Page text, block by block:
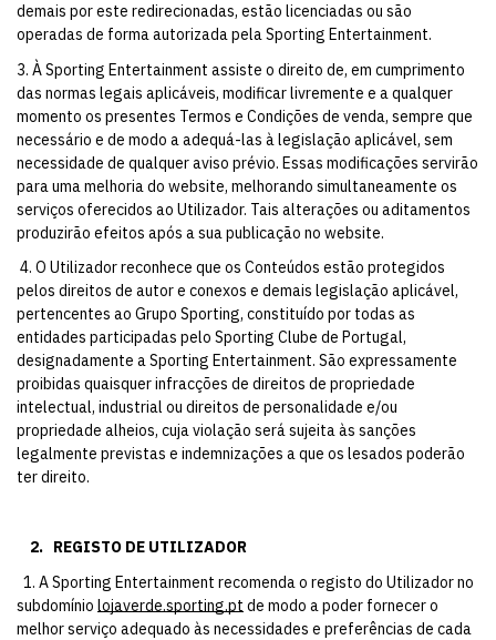
demais por este redirecionadas, estão licenciadas ou são
operadas de forma autorizada pela Sporting Entertainment.
3. À Sporting Entertainment assiste o direito de, em cumprimento
das normas legais aplicáveis, modificar livremente e a qualquer
momento os presentes Termos e Condições de venda, sempre que
necessário e de modo a adequá-las à legislação aplicável, sem
necessidade de qualquer aviso prévio. Essas modificações servirão
para uma melhoria do website, melhorando simultaneamente os
serviços oferecidos ao Utilizador. Tais alterações ou aditamentos
produzirão efeitos após a sua publicação no website.
4. O Utilizador reconhece que os Conteúdos estão protegidos
pelos direitos de autor e conexos e demais legislação aplicável,
pertencentes ao Grupo Sporting, constituído por todas as
entidades participadas pelo Sporting Clube de Portugal,
designadamente a Sporting Entertainment. São expressamente
proibidas quaisquer infracções de direitos de propriedade
intelectual, industrial ou direitos de personalidade e/ou
propriedade alheios, cuja violação será sujeita às sanções
legalmente previstas e indemnizações a que os lesados poderão
ter direito.
2. REGISTO DE UTILIZADOR
1. A Sporting Entertainment recomenda o registo do Utilizador no
subdomínio lojaverde.sporting.pt de modo a poder fornecer o
melhor serviço adequado às necessidades e preferências de cada